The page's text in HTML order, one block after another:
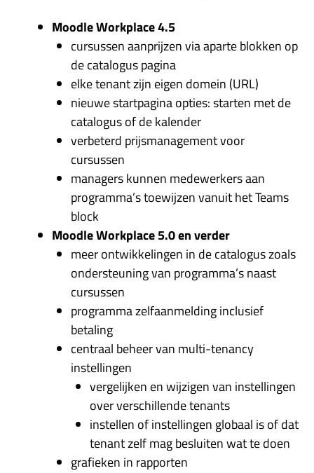
Moodle Workplace 4.5
cursussen aanprijzen via aparte blokken op
de catalogus pagina
elke tenant zijn eigen domein (URL)
nieuwe startpagina opties: starten met de
catalogus of de kalender
verbeterd prijsmanagement voor
cursussen
managers kunnen medewerkers aan
programma’s toewijzen vanuit het Teams
block
Moodle Workplace 5.0 en verder
meer ontwikkelingen in de catalogus zoals
ondersteuning van programma’s naast
cursussen
programma zelfaanmelding inclusief
betaling
centraal beheer van multi-tenancy
instellingen
vergelijken en wijzigen van instellingen
over verschillende tenants
instellen of instellingen globaal is of dat
tenant zelf mag besluiten wat te doen
grafieken in rapporten